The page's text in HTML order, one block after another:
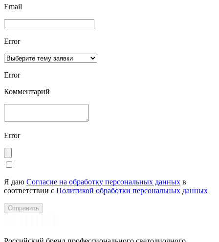
Email
Error
Error
Комментарий
Error
Я даю Согласие на обработку персональных данных в
соответствии с Политикой обработки персональных данных
Отправить